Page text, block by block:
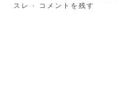
スレ
· コメントを残す